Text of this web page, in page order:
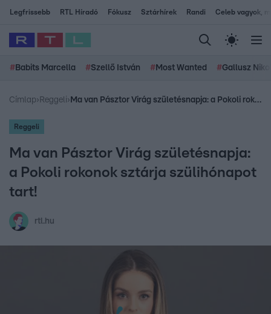
Legfrissebb RTL Híradó Fókusz Sztárhírek Randi Celeb vagyok,
# Babits Marcella #Szellő István # Most Wanted #Gallusz
Címlap› Reggeli› Ma van Pásztor Virág születésnapja: a Pokoli rokonok sztárja szülihónapot tart!
Reggeli
Ma van Pásztor Virág születésnapja:
a Pokoli rokonok sztárja szülihónapot
tart!
rtl.hu